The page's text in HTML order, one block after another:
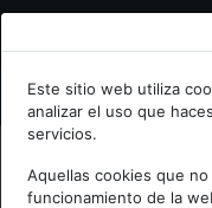
Bienvenid@ a
Escribe tu Email
Este sitio web utiliza
analizar el uso que
servicios.
Aquellas cookies que
funcionamiento de la